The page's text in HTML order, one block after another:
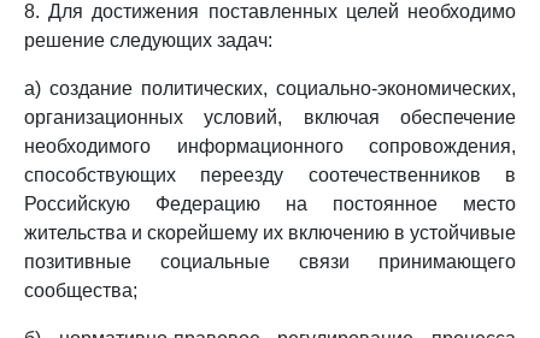
8. Для достижения поставленных целей необходимо
решение следующих задач:
а) создание политических, социально-экономических,
организационных условий, включая обеспечение
необходимого информационного сопровождения,
способствующих переезду соотечественников в
Российскую Федерацию на постоянное место
жительства и скорейшему их включению в устойчивые
позитивные социальные связи принимающего
сообщества;